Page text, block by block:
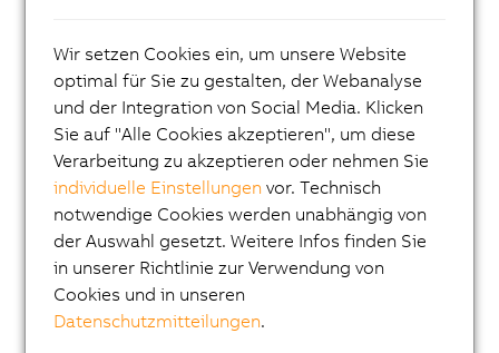
X20 System coated
X90 mobile Steuerungssystem
I/O Systeme
Vision Systeme
Sicherheitstechnik
Antriebstechnik
Mechatronische Systeme
Robotics
Wir setzen Cookies ein, um unsere Website
optimal für Sie zu gestalten, der Webanalyse
und der Integration von Social Media. Klicken
Sie auf "Alle Cookies akzeptieren", um diese
Verarbeitung zu akzeptieren oder nehmen Sie
individuelle Einstellungen vor. Technisch
notwendige Cookies werden unabhängig von
der Auswahl gesetzt. Weitere Infos finden Sie
in unserer Richtlinie zur Verwendung von
Cookies und in unseren
Datenschutzmitteilungen.